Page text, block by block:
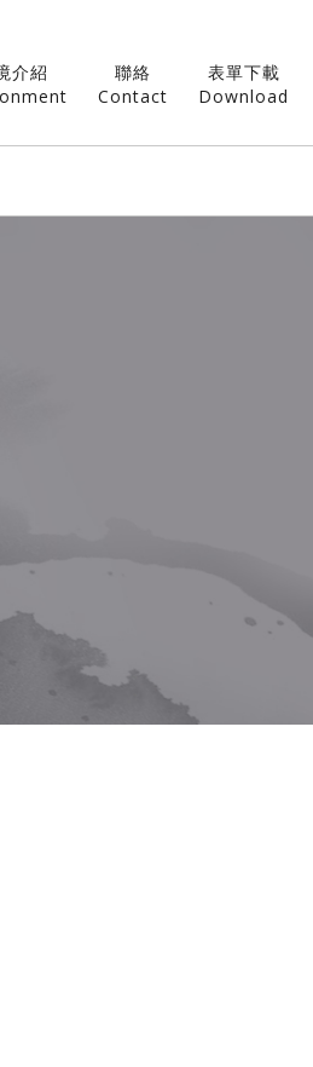
介紹
聯絡
Contact
表單下載
Download